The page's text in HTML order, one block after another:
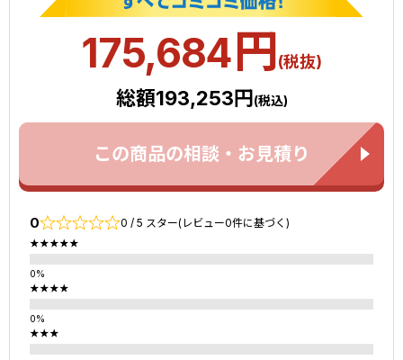
175,684円(税抜)
総額193,253円(税込)
この商品の相談・お見積り
0 0 / 5 スター(レビュー0件に基づく)
★★★★★
★★★★
★★★